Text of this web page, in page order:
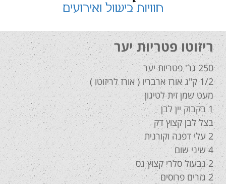
ריזוטו פטריות יער
250 גר' פטריות יער
1/2 ק"ג אורז ארבריו ( אורז לריזוטו )
מעט שמן זית לטיגון
1 בקבוק יין לבן
בצל לבן קצוץ דק
2 עלי דפנה וקורנית
4 שיני שום
2 גבעול סלרי קצוץ גס
2 גזרים פרוסים